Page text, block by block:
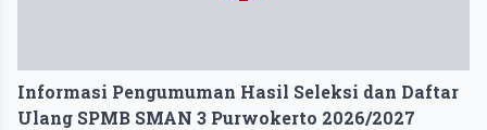
Informasi Pengumuman Hasil Seleksi dan Daftar
Ulang SPMB SMAN 3 Purwokerto 2026/2027